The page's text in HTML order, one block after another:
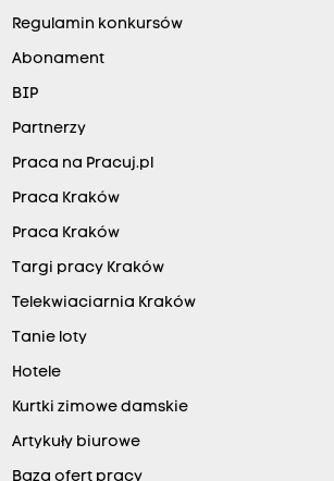
Regulamin konkursów
Abonament
BIP
Partnerzy
Praca na Pracuj.pl
Praca Kraków
Praca Kraków
Targi pracy Kraków
Telekwiaciarnia Kraków
Tanie loty
Hotele
Kurtki zimowe damskie
Artykuły biurowe
Baza ofert pracy